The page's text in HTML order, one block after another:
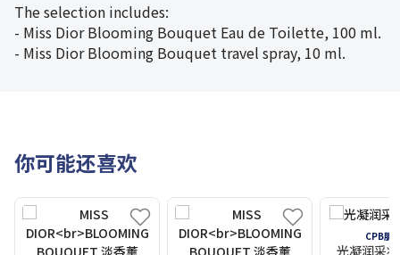
The selection includes:
- Miss Dior Blooming Bouquet Eau de Toilette, 100 ml.
- Miss Dior Blooming Bouquet travel spray, 10 ml.
你可能还喜欢
CPB肌
光凝润采